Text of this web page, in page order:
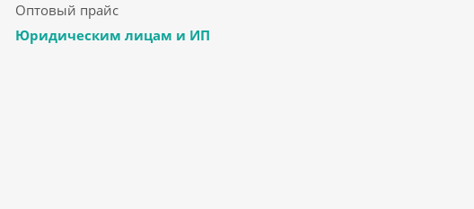
Оптовый прайс
Юридическим лицам и ИП